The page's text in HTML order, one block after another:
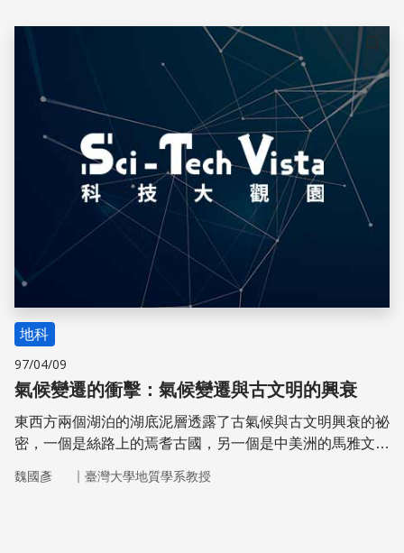
定其碳-14含量，可得碳-14衰變量與年代的校正曲線，大幅
儲存
地科
97/04/09
氣候變遷的衝擊：氣候變遷與古文明的興衰
東西方兩個湖泊的湖底泥層透露了古氣候與古文明興衰的祕
密，一個是絲路上的焉耆古國，另一個是中美洲的馬雅文
魏國彥 ｜ 臺灣大學地質學系教授